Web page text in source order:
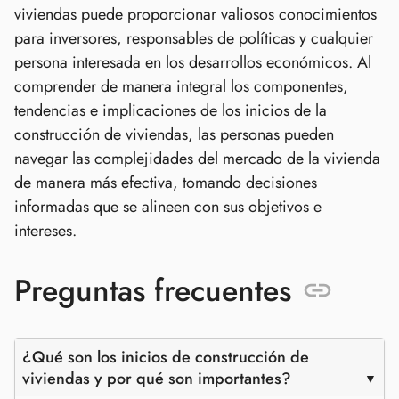
viviendas puede proporcionar valiosos conocimientos
para inversores, responsables de políticas y cualquier
persona interesada en los desarrollos económicos. Al
comprender de manera integral los componentes,
tendencias e implicaciones de los inicios de la
construcción de viviendas, las personas pueden
navegar las complejidades del mercado de la vivienda
de manera más efectiva, tomando decisiones
informadas que se alineen con sus objetivos e
intereses.
Preguntas frecuentes
¿Qué son los inicios de construcción de
viviendas y por qué son importantes?